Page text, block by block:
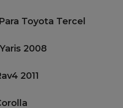
Toyota Tercel
2008
2011